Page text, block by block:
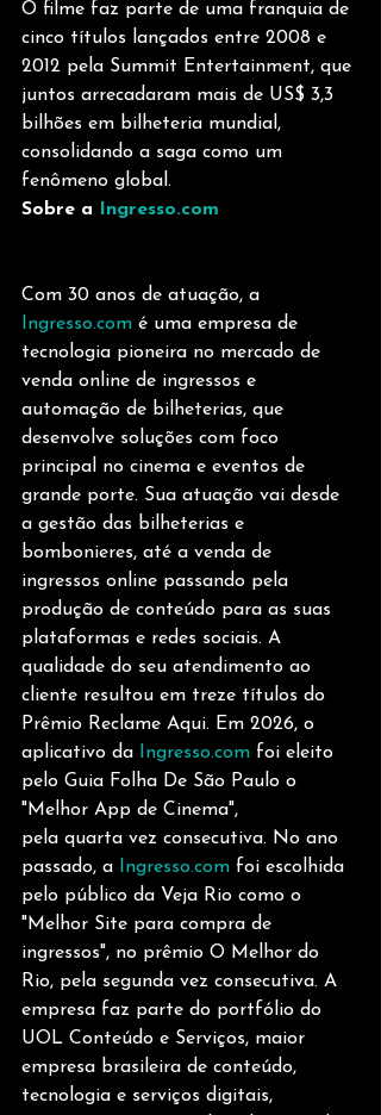
O filme faz parte de uma franquia de
cinco títulos lançados entre 2008 e
2012 pela Summit Entertainment, que
juntos arrecadaram mais de US$ 3,3
bilhões em bilheteria mundial,
consolidando a saga como um
fenômeno global.
Sobre a
Ingresso.com
Com 30 anos de atuação, a
Ingresso.com é uma empresa de
tecnologia pioneira no mercado de
venda online de ingressos e
automação de bilheterias, que
desenvolve soluções com foco
principal no cinema e eventos de
grande porte. Sua atuação vai desde
a gestão das bilheterias e
bombonieres, até a venda de
ingressos online passando pela
produção de conteúdo para as suas
plataformas e redes sociais. A
qualidade do seu atendimento ao
cliente resultou em treze títulos do
Prêmio Reclame Aqui. Em 2026, o
aplicativo da
Ingresso.com foi eleito
pelo Guia Folha De São Paulo o
"Melhor App de Cinema",
pela quarta vez consecutiva. No ano
passado, a
Ingresso.com foi escolhida
pelo público da Veja Rio como o
"Melhor Site para compra de
ingressos", no prêmio O Melhor do
Rio, pela segunda vez consecutiva. A
empresa faz parte do portfólio do
UOL Conteúdo e Serviços, maior
empresa brasileira de conteúdo,
tecnologia e serviços digitais,